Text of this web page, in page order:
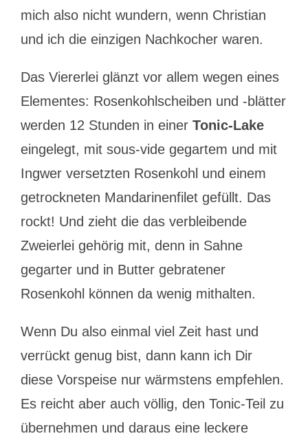
mich also nicht wundern, wenn Christian
und ich die einzigen Nachkocher waren.
Das Viererlei glänzt vor allem wegen eines
Elementes: Rosenkohlscheiben und -blätter
werden 12 Stunden in einer Tonic-Lake
eingelegt, mit sous-vide gegartem und mit
Ingwer versetzten Rosenkohl und einem
getrockneten Mandarinenfilet gefüllt. Das
rockt! Und zieht die das verbleibende
Zweierlei gehörig mit, denn in Sahne
gegarter und in Butter gebratener
Rosenkohl können da wenig mithalten.
Wenn Du also einmal viel Zeit hast und
verrückt genug bist, dann kann ich Dir
diese Vorspeise nur wärmstens empfehlen.
Es reicht aber auch völlig, den Tonic-Teil zu
übernehmen und daraus eine leckere